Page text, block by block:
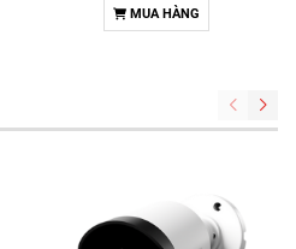
MUA HÀNG